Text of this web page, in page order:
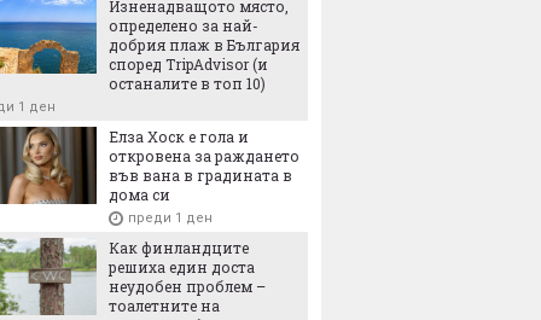
богатите на фибри зърнени
които да ядем
4 часа
Изненадващото място,
определено за най-
добрия плаж в България
според TripAdvisor (и
останалите в топ 10)
1 ден
Елза Хоск е гола и
откровена за раждането
във вана в градината в
дома си
преди 1 ден
Как финландците
решиха един доста
неудобен проблем –
тоалетните на